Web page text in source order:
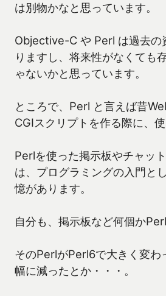
は別物かなと思っています。
Objective-C や Perl は過去の
りますし、将来性がなくても
ゃないかと思っています。
ところで、Perl と言えば昔
CGIスクリプトを作る際に、使
Perlを使った掲示板やチャッ
は、プログラミングの入門と
憶があります。
自分も、掲示板など何個か
そのPerlがPerl6で大きく変わ
幅に減ったとか・・・。